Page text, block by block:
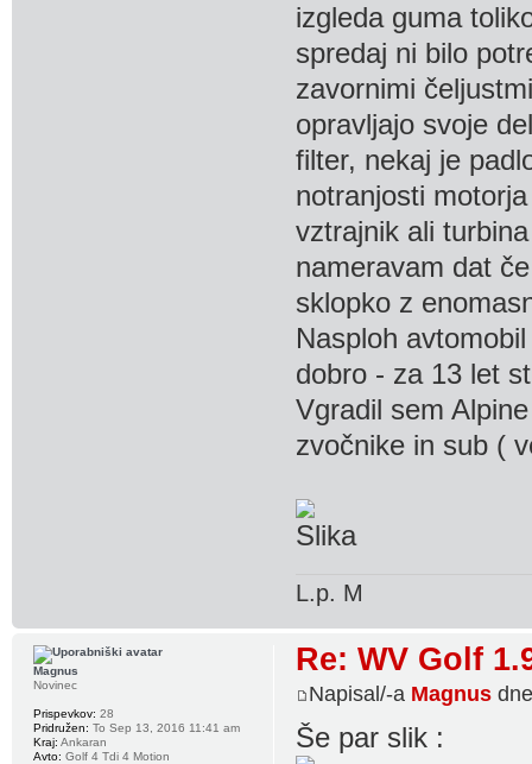
izgleda guma
spredaj ni bilo
zavornimi
opravljajo svoje
filter, nekaj je
notranjosti
vztrajnik ali
nameravam dat
sklopko z
Nasploh
dobro - za 13 let
Vgradil sem
zvočnike in sub (
L.p. M
Re: WV Golf
Napisal/-a Magnus
Še par slik :
Magnus
Novinec
Prispevkov: 28
Pridružen: To Sep 13, 2016 11:41 am
Kraj: Ankaran
Avto: Golf 4 Tdi 4 Motion